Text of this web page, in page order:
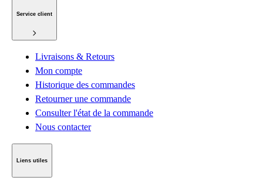
Service client
Livraisons & Retours
Mon compte
Historique des commandes
Retourner une commande
Consulter l'état de la commande
Nous contacter
Liens utiles